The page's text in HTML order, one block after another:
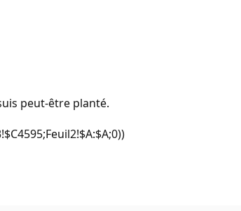
peut-être planté.